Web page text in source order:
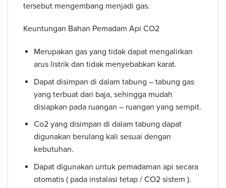
tersebut mengembang menjadi gas.
Keuntungan Bahan Pemadam Api CO2
Merupakan gas yang tidak dapat mengalirkan
arus listrik dan tidak menyebabkan karat.
Dapat disimpan di dalam tabung – tabung gas
yang terbuat dari baja, sehingga mudah
disiapkan pada ruangan – ruangan yang sempit.
Co2 yang disimpan di dalam tabung dapat
digunakan berulang kali sesuai dengan
kebutuhan.
Dapat digunakan untuk pemadaman api secara
otomatis ( pada instalasi tetap / CO2 sistem ).